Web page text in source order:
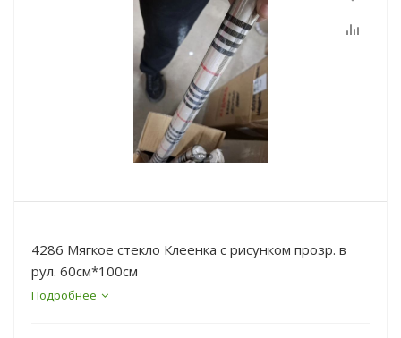
4286 Мягкое стекло Клеенка с рисунком прозр. в
рул. 60см*100см
Подробнее